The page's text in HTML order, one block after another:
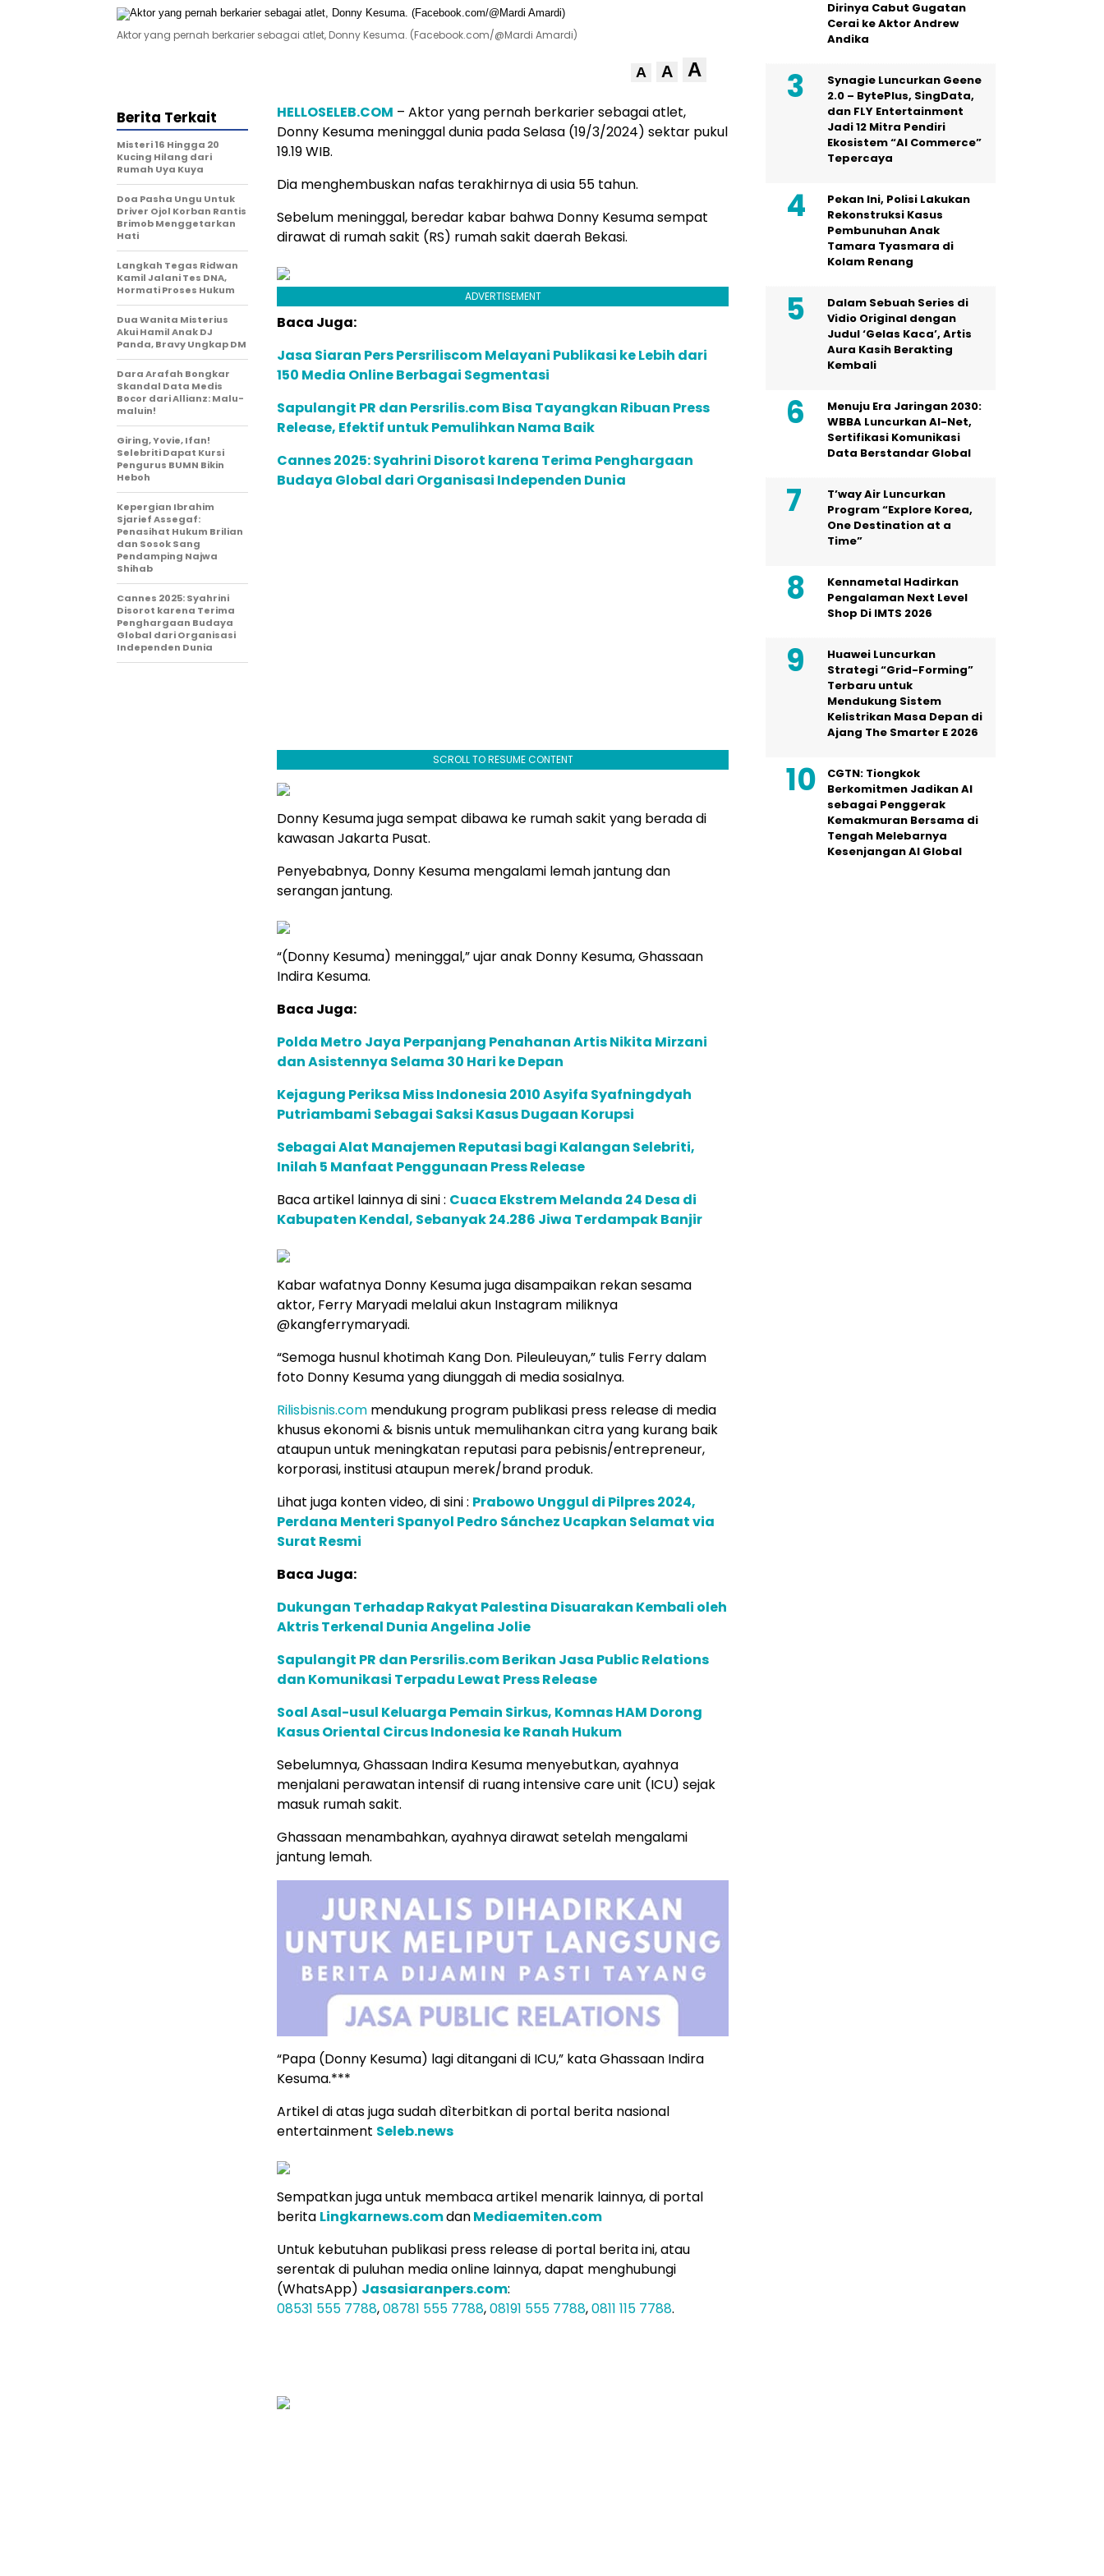
Aktor yang pernah berkarier sebagai atlet, Donny Kesuma. (Facebook.com/@Mardi Amardi)
A A A
HELLOSELEB.COM – Aktor yang pernah berkarier sebagai atlet,
Donny Kesuma meninggal dunia pada Selasa (19/3/2024) sektar pukul
19.19 WIB.
Dia menghembuskan nafas terakhirnya di usia 55 tahun.
Sebelum meninggal, beredar kabar bahwa Donny Kesuma sempat
dirawat di rumah sakit (RS) rumah sakit daerah Bekasi.
ADVERTISEMENT
Baca Juga:
Jasa Siaran Pers Persriliscom Melayani Publikasi ke Lebih dari
150 Media Online Berbagai Segmentasi
Sapulangit PR dan Persrilis.com Bisa Tayangkan Ribuan Press
Release, Efektif untuk Pemulihkan Nama Baik
Cannes 2025: Syahrini Disorot karena Terima Penghargaan
Budaya Global dari Organisasi Independen Dunia
SCROLL TO RESUME CONTENT
Donny Kesuma juga sempat dibawa ke rumah sakit yang berada di
kawasan Jakarta Pusat.
Penyebabnya, Donny Kesuma mengalami lemah jantung dan
serangan jantung.
“(Donny Kesuma) meninggal,” ujar anak Donny Kesuma, Ghassaan
Indira Kesuma.
Baca Juga:
Polda Metro Jaya Perpanjang Penahanan Artis Nikita Mirzani
dan Asistennya Selama 30 Hari ke Depan
Kejagung Periksa Miss Indonesia 2010 Asyifa Syafningdyah
Putriambami Sebagai Saksi Kasus Dugaan Korupsi
Sebagai Alat Manajemen Reputasi bagi Kalangan Selebriti,
Inilah 5 Manfaat Penggunaan Press Release
Baca artikel lainnya di sini : Cuaca Ekstrem Melanda 24 Desa di
Kabupaten Kendal, Sebanyak 24.286 Jiwa Terdampak Banjir
Kabar wafatnya Donny Kesuma juga disampaikan rekan sesama
aktor, Ferry Maryadi melalui akun Instagram miliknya
@kangferrymaryadi.
“Semoga husnul khotimah Kang Don. Pileuleuyan,” tulis Ferry dalam
foto Donny Kesuma yang diunggah di media sosialnya.
Rilisbisnis.com mendukung program publikasi press release di media
khusus ekonomi & bisnis untuk memulihankan citra yang kurang baik
ataupun untuk meningkatan reputasi para pebisnis/entrepreneur,
korporasi, institusi ataupun merek/brand produk.
Lihat juga konten video, di sini : Prabowo Unggul di Pilpres 2024,
Perdana Menteri Spanyol Pedro Sánchez Ucapkan Selamat via
Surat Resmi
Baca Juga:
Dukungan Terhadap Rakyat Palestina Disuarakan Kembali oleh
Aktris Terkenal Dunia Angelina Jolie
Sapulangit PR dan Persrilis.com Berikan Jasa Public Relations
dan Komunikasi Terpadu Lewat Press Release
Soal Asal-usul Keluarga Pemain Sirkus, Komnas HAM Dorong
Kasus Oriental Circus Indonesia ke Ranah Hukum
Sebelumnya, Ghassaan Indira Kesuma menyebutkan, ayahnya
menjalani perawatan intensif di ruang intensive care unit (ICU) sejak
masuk rumah sakit.
Ghassaan menambahkan, ayahnya dirawat setelah mengalami
jantung lemah.
“Papa (Donny Kesuma) lagi ditangani di ICU,” kata Ghassaan Indira
Kesuma.***
Artikel di atas juga sudah dìterbitkan di portal berita nasional
entertainment Seleb.news
Sempatkan juga untuk membaca artikel menarik lainnya, di portal
berita Lingkarnews.comdanMediaemiten.com
Untuk kebutuhan publikasi press release di portal berita ini, atau
serentak di puluhan media online lainnya, dapat menghubungi
(WhatsApp) Jasasiaranpers.com:
08531 555 7788,08781 555 7788,08191 555 7788,0811 115 7788.
Berita Terkait
Misteri 16 Hingga 20
Kucing Hilang dari
Rumah Uya Kuya
Doa Pasha Ungu Untuk
Driver Ojol Korban Rantis
Brimob Menggetarkan
Hati
Langkah Tegas Ridwan
Kamil Jalani Tes DNA,
Hormati Proses Hukum
Dua Wanita Misterius
Akui Hamil Anak DJ
Panda, Bravy Ungkap DM
Dara Arafah Bongkar
Skandal Data Medis
Bocor dari Allianz: Malu-
maluin!
Giring, Yovie, Ifan!
Selebriti Dapat Kursi
Pengurus BUMN Bikin
Heboh
Kepergian Ibrahim
Sjarief Assegaf:
Penasihat Hukum Brilian
dan Sosok Sang
Pendamping Najwa
Shihab
Cannes 2025: Syahrini
Disorot karena Terima
Penghargaan Budaya
Global dari Organisasi
Independen Dunia
Dirinya Cabut Gugatan
Cerai ke Aktor Andrew
Andika
Synagie Luncurkan Geene
2.0 – BytePlus, SingData,
dan FLY Entertainment
Jadi 12 Mitra Pendiri
Ekosistem “AI Commerce”
Tepercaya
Pekan Ini, Polisi Lakukan
Rekonstruksi Kasus
Pembunuhan Anak
Tamara Tyasmara di
Kolam Renang
Dalam Sebuah Series di
Vidio Original dengan
Judul ‘Gelas Kaca’, Artis
Aura Kasih Berakting
Kembali
Menuju Era Jaringan 2030:
WBBA Luncurkan AI-Net,
Sertifikasi Komunikasi
Data Berstandar Global
T’way Air Luncurkan
Program “Explore Korea,
One Destination at a
Time”
Kennametal Hadirkan
Pengalaman Next Level
Shop Di IMTS 2026
Huawei Luncurkan
Strategi “Grid-Forming”
Terbaru untuk
Mendukung Sistem
Kelistrikan Masa Depan di
Ajang The Smarter E 2026
CGTN: Tiongkok
Berkomitmen Jadikan AI
sebagai Penggerak
Kemakmuran Bersama di
Tengah Melebarnya
Kesenjangan AI Global